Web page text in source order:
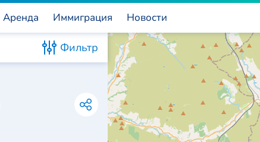
Аренда Иммиграция Новости
Фильтр